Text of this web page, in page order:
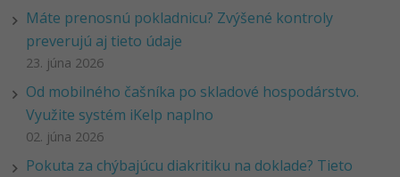
Máte prenosnú pokladnicu? Zvýšené kontroly
preverujú aj tieto údaje
23. júna 2026
Od mobilného čašníka po skladové hospodárstvo.
Využite systém iKelp naplno
02. júna 2026
Pokuta za chýbajúcu diakritiku na doklade? Tieto